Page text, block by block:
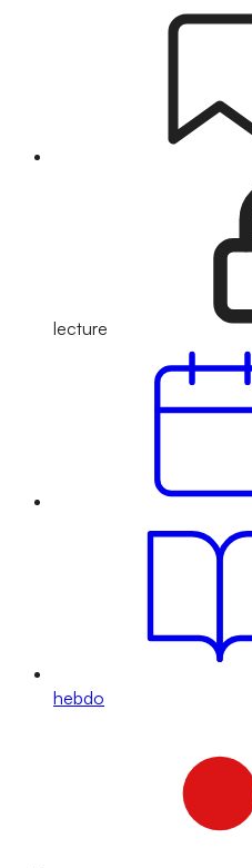
lecture
hebdo